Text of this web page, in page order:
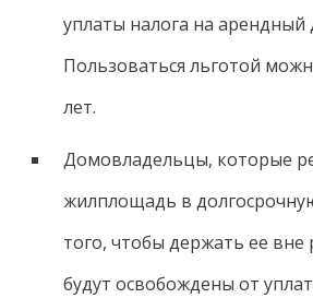
уплаты налога на арендный
Пользоваться льготой
лет.
Домовладельцы, которые
жилплощадь в
того, чтобы держать ее вне
будут освобождены от